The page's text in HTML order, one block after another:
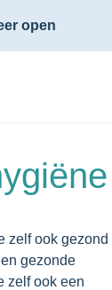
open
zelf ook gezond
gezonde
zelf ook een